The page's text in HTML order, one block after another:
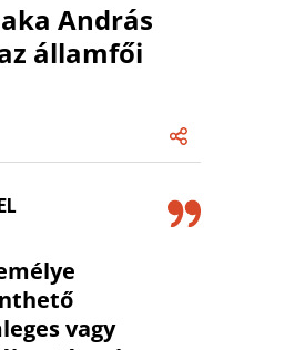
András
államfői
vagy